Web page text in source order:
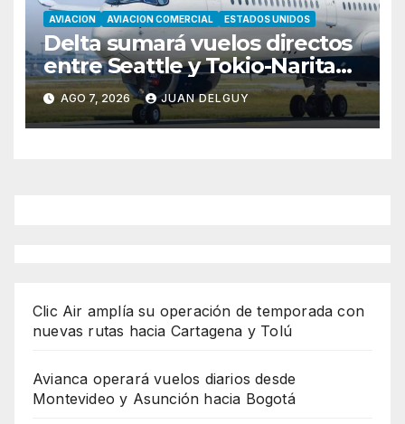
AVIACION AVIACION COMERCIAL ESTADOS UNIDOS
Delta sumará vuelos directos
entre Seattle y Tokio-Narita
desde marzo de 2027
AGO 7, 2026 JUAN DELGUY
Clic Air amplía su operación de temporada con
nuevas rutas hacia Cartagena y Tolú
Avianca operará vuelos diarios desde
Montevideo y Asunción hacia Bogotá